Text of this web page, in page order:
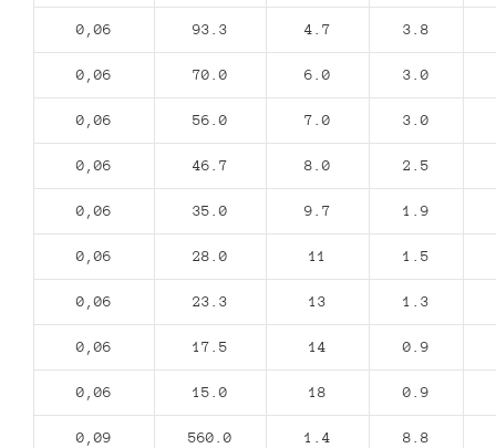
0,06 93.3 4.7 3.8
0,06 70.0 6.0 3.0
0,06 56.0 7.0 3.0
0,06 46.7 8.0 2.5
0,06 35.0 9.7 1.9
0,06 28.0 11 1.5
0,06 23.3 13 1.3
0,06 17.5 14 0.9
0,06 15.0 18 0.9
0,09 560.0 1.4 8.8